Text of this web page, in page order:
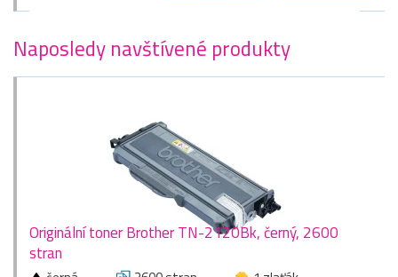
Naposledy navštívené produkty
Originální toner Brother TN-2120Bk, černý, 2600
stran